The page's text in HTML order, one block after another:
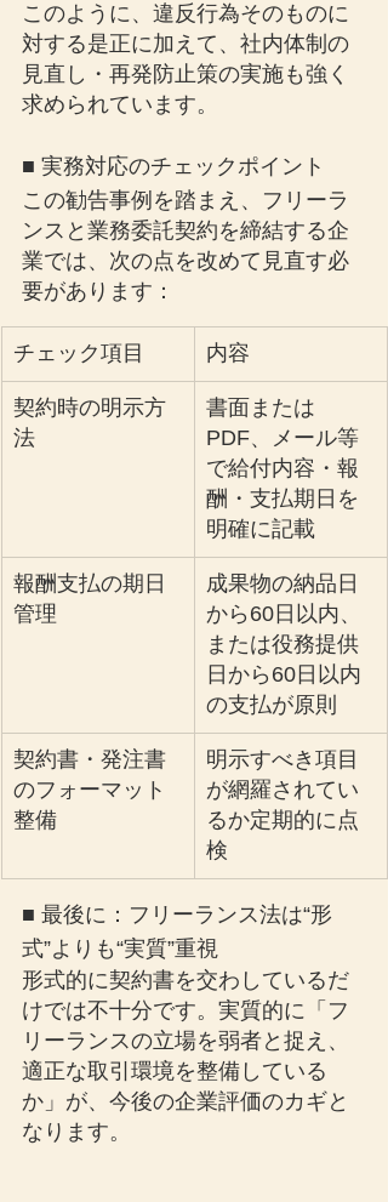
このように、違反行為そのものに
対する是正に加えて、社内体制の
見直し・再発防止策の実施も強く
求められています。
■ 実務対応のチェックポイント
この勧告事例を踏まえ、フリーラ
ンスと業務委託契約を締結する企
業では、次の点を改めて見直す必
要があります：
チェック項目 内容
契約時の明示方
法
書面または
PDF、メール等
で給付内容・報
酬・支払期日を
明確に記載
報酬支払の期日
管理
成果物の納品日
から60日以内、
または役務提供
日から60日以内
の支払が原則
契約書・発注書
のフォーマット
整備
明示すべき項目
が網羅されてい
るか定期的に点
検
■ 最後に：フリーランス法は“形
式”よりも“実質”重視
形式的に契約書を交わしているだ
けでは不十分です。実質的に「フ
リーランスの立場を弱者と捉え、
適正な取引環境を整備している
か」が、今後の企業評価のカギと
なります。